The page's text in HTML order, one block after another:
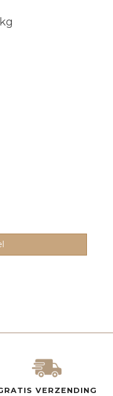
VERZENDING